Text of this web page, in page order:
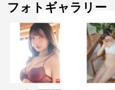
フォトギャラリー